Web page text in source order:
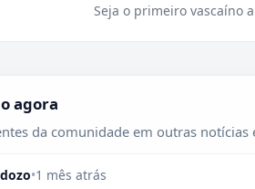
Seja o primeiro vascaíno
agora
da comunidade em outras notícias
•1 mês atrás